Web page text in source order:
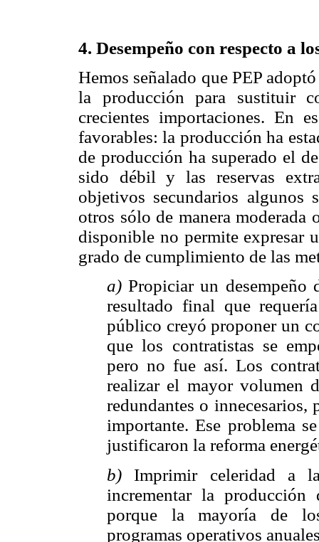
4. Desempeño con respecto a
Hemos señalado que PEP
la producción para sustituir
crecientes importaciones. En
favorables: la producción ha
de producción ha superado el
sido débil y las reservas
objetivos secundarios algunos
otros sólo de manera moderada
disponible no permite expresar
grado de cumplimiento de las
a) Propiciar un desempeño
resultado final que
público creyó proponer un
que los contratistas se
pero no fue así. Los
realizar el mayor volumen
redundantes o innecesarios,
importante. Ese problema
justificaron la reforma
b) Imprimir celeridad a
incrementar la
porque la mayoría de
programas operativos